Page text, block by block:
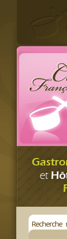
Recherche